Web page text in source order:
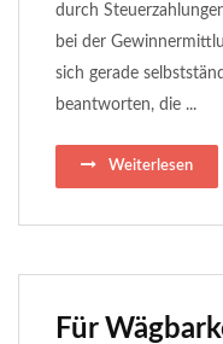
durch
bei der
sich gerade
beantworten, die ...
Weiterlesen
Für